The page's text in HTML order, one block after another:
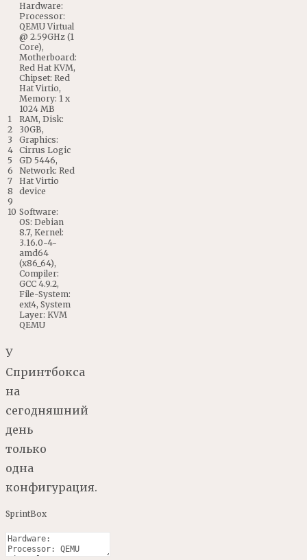
1
2
3
4
5
6
7
8
9
10
Hardware:
Processor:
QEMUVirtual
@ 2.59GHz (1
Core),
Motherboard:
Red HatKVM,
Chipset: Red
HatVirtio,
Memory: 1 x
1024 MB
RAM, Disk:
30GB,
Graphics:
Cirrus Logic
GD 5446,
Network: Red
HatVirtio
device
Software:
OS: Debian
8.7, Kernel:
3.16.0-4-
amd64
(x86_64),
Compiler:
GCC 4.9.2,
File-System:
ext4, System
Layer: KVM
QEMU
У
Спринтбокса
на
сегодняшний
день
только
одна
конфигурация.
SprintBox